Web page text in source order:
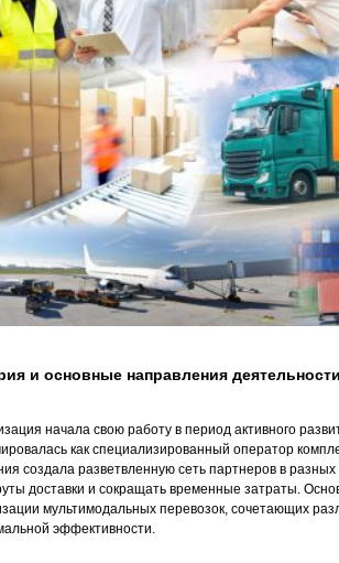
и основные направления деятельности
начала свою работу в период активного
как специализированный оператор
создала разветвленную сеть партнеров в
доставки и сокращать временные затраты.
мультимодальных перевозок, сочетающих
эффективности.